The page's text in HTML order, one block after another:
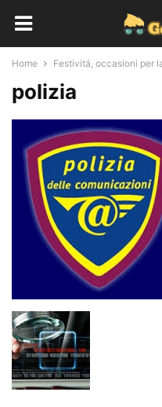
Home Festivitá, occasioni per
polizia